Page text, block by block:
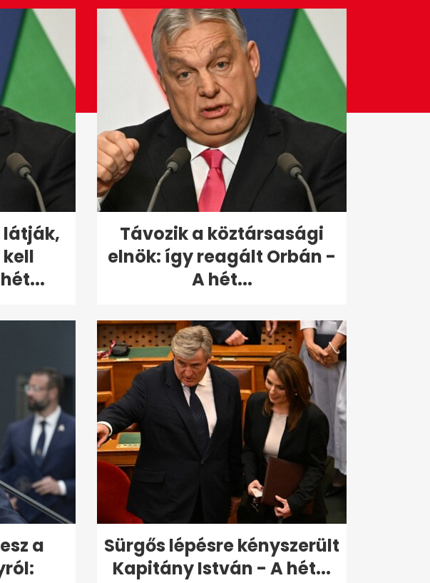
látják,
Távozik a köztársasági
elnök: így reagált Orbán -
A hét...
a
Sürgős lépésre kényszerült
Kapitány István - A hét...